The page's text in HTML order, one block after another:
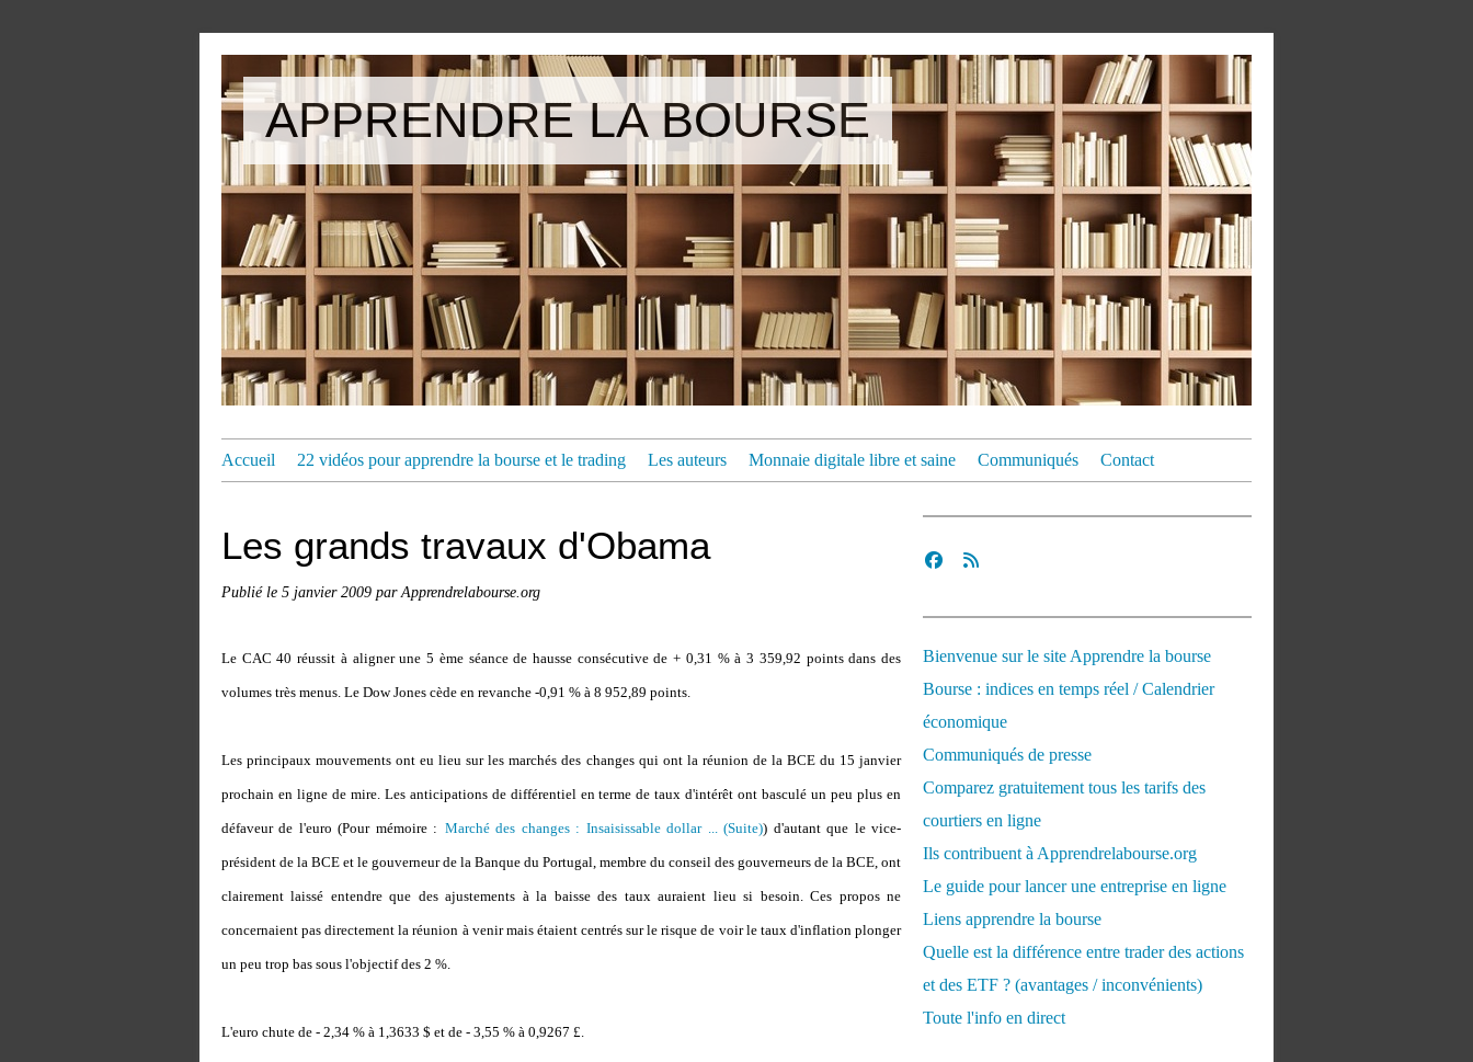
APPRENDRE LA BOURSE
Accueil 22 vidéos pour apprendre la bourse et le trading Les auteurs Monnaie digitale libre et saine Communiqués Contact
Les grands travaux d'Obama
Publié le 5 janvier 2009 par Apprendrelabourse.org
Le CAC 40 réussit à aligner une 5 ème séance de hausse consécutive de + 0,31 % à 3 359,92 points dans des
volumes très menus. Le Dow Jones cède en revanche -0,91 % à 8 952,89 points.
Les principaux mouvements ont eu lieu sur les marchés des changes qui ont la réunion de la BCE du 15 janvier
prochain en ligne de mire. Les anticipations de différentiel en terme de taux d'intérêt ont basculé un peu plus en
défaveur de l'euro (Pour mémoire : Marché des changes : Insaisissable dollar ... (Suite)) d'autant que le vice-
président de la BCE et le gouverneur de la Banque du Portugal, membre du conseil des gouverneurs de la BCE, ont
clairement laissé entendre que des ajustements à la baisse des taux auraient lieu si besoin. Ces propos ne
concernaient pas directement la réunion à venir mais étaient centrés sur le risque de voir le taux d'inflation plonger
un peu trop bas sous l'objectif des 2 %.
L'euro chute de - 2,34 % à 1,3633 $ et de - 3,55 % à 0,9267 £.
Bienvenue sur le site Apprendre la bourse
Bourse : indices en temps réel / Calendrier
économique
Communiqués de presse
Comparez gratuitement tous les tarifs des
courtiers en ligne
Ils contribuent à Apprendrelabourse.org
Le guide pour lancer une entreprise en ligne
Liens apprendre la bourse
Quelle est la différence entre trader des actions
et des ETF ? (avantages / inconvénients)
Toute l'info en direct